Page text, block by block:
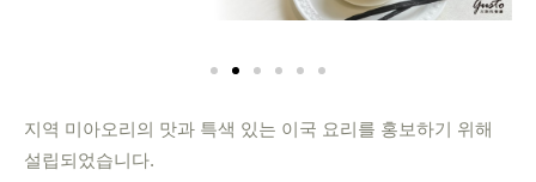
지역 미아오리의 맛과 특색 있는 이국 요리를 홍보하기 위해
설립되었습니다.